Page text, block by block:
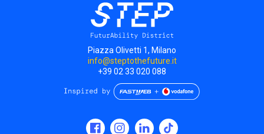
Piazza Olivetti 1, Milano
info@steptothefuture.it
+39 02 33 020 088